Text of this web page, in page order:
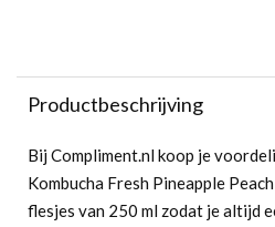
Productbeschrijving
Bij Compliment.nl koop je
Kombucha Fresh Pineapple
flesjes van 250 ml zodat je altijd